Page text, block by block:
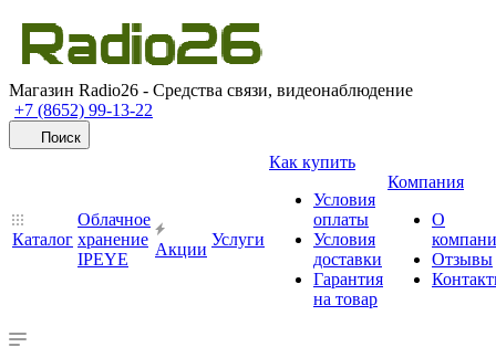
Магазин Radio26 - Средства связи, видеонаблюдение
+7 (8652) 99-13-22
Поиск
Каталог
Облачное
хранение
IPEYE
Акции
Услуги
Как купить
Условия
оплаты
Условия
доставки
Гарантия
на товар
Компания
О
Отзывы